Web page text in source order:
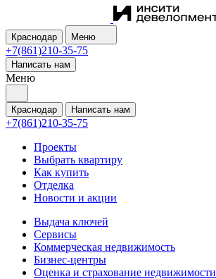
Краснодар Меню
+7(861)210-35-75
Написать нам
Меню
Краснодар Написать нам
+7(861)210-35-75
Проекты
Выбрать квартиру
Как купить
Отделка
Новости и акции
Выдача ключей
Сервисы
Коммерческая недвижимость
Бизнес-центры
Оценка и страхование недвижимости